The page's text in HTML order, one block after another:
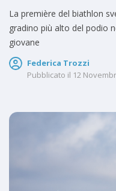
La première del biathlon
gradino più alto del podio
giovane
Federica Trozzi
Pubblicato il 12